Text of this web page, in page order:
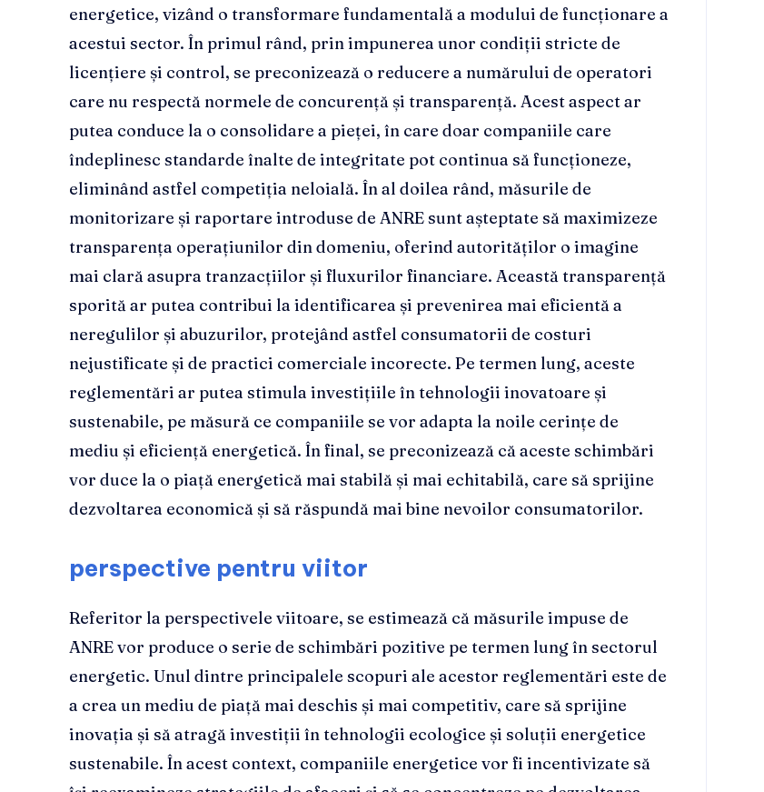
energetice, vizând o transformare fundamentală a modului de funcționare a
acestui sector. În primul rând, prin impunerea unor condiții stricte de
licențiere și control, se preconizează o reducere a numărului de operatori
care nu respectă normele de concurență și transparență. Acest aspect ar
putea conduce la o consolidare a pieței, în care doar companiile care
îndeplinesc standarde înalte de integritate pot continua să funcționeze,
eliminând astfel competiția neloială. În al doilea rând, măsurile de
monitorizare și raportare introduse de ANRE sunt așteptate să maximizeze
transparența operațiunilor din domeniu, oferind autorităților o imagine
mai clară asupra tranzacțiilor și fluxurilor financiare. Această transparență
sporită ar putea contribui la identificarea și prevenirea mai eficientă a
neregulilor și abuzurilor, protejând astfel consumatorii de costuri
nejustificate și de practici comerciale incorecte. Pe termen lung, aceste
reglementări ar putea stimula investițiile în tehnologii inovatoare și
sustenabile, pe măsură ce companiile se vor adapta la noile cerințe de
mediu și eficiență energetică. În final, se preconizează că aceste schimbări
vor duce la o piață energetică mai stabilă și mai echitabilă, care să sprijine
dezvoltarea economică și să răspundă mai bine nevoilor consumatorilor.
perspective pentru viitor
Referitor la perspectivele viitoare, se estimează că măsurile impuse de
ANRE vor produce o serie de schimbări pozitive pe termen lung în sectorul
energetic. Unul dintre principalele scopuri ale acestor reglementări este de
a crea un mediu de piață mai deschis și mai competitiv, care să sprijine
inovația și să atragă investiții în tehnologii ecologice și soluții energetice
sustenabile. În acest context, companiile energetice vor fi incentivizate să